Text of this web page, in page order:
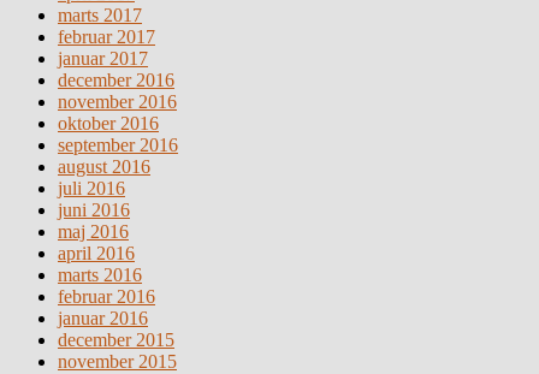
marts 2017
februar 2017
januar 2017
december 2016
november 2016
oktober 2016
september 2016
august 2016
juli 2016
juni 2016
maj 2016
april 2016
marts 2016
februar 2016
januar 2016
december 2015
november 2015